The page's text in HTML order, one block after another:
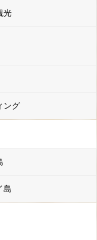
光
ング
島